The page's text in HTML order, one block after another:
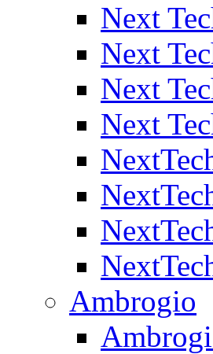
Next
Next
Next
Next
Ambrogio